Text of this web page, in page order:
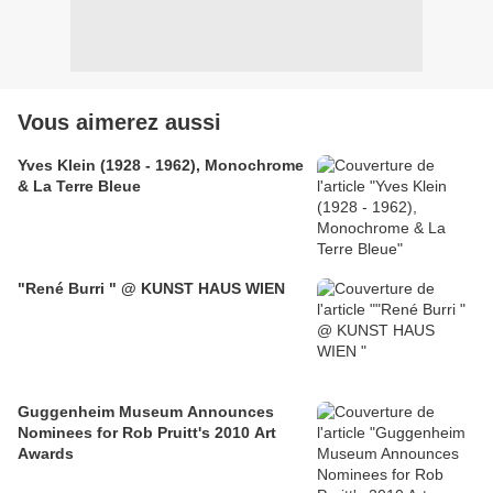
Vous aimerez aussi
Yves Klein (1928 - 1962), Monochrome
& La Terre Bleue
"René Burri " @ KUNST HAUS WIEN
Guggenheim Museum Announces
Nominees for Rob Pruitt's 2010 Art
Awards